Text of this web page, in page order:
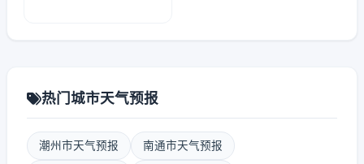
热门城市天气预报
潮州市天气预报 南通市天气预报